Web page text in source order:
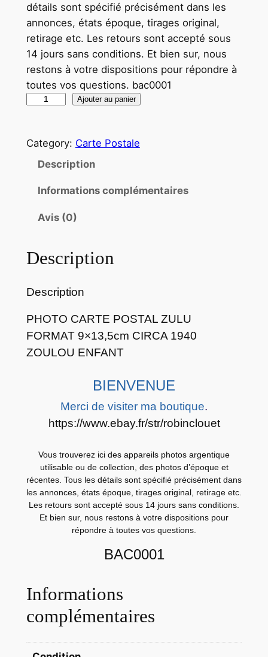
détails sont spécifié précisément dans les
annonces, états époque, tirages original,
retirage etc. Les retours sont accepté sous
14 jours sans conditions. Et bien sur, nous
restons à votre dispositions pour répondre à
toutes vos questions. bac0001
n
P
O
O
C
A
L
Z
R
M
T
Ajouter au panier
Category: Carte Postale
Description
Informations complémentaires
Avis (0)
Description
Description
PHOTO CARTE POSTAL ZULU
FORMAT 9×13,5cm CIRCA 1940
ZOULOU ENFANT
BIENVENUE
Merci de visiter ma boutique.
https://www.ebay.fr/str/robinclouet
Vous trouverez ici des appareils photos argentique
utilisable ou de collection, des photos d’époque et
récentes. Tous les détails sont spécifié précisément dans
les annonces, états époque, tirages original, retirage etc.
Les retours sont accepté sous 14 jours sans conditions.
Et bien sur, nous restons à votre dispositions pour
répondre à toutes vos questions.
BAC0001
Informations
complémentaires